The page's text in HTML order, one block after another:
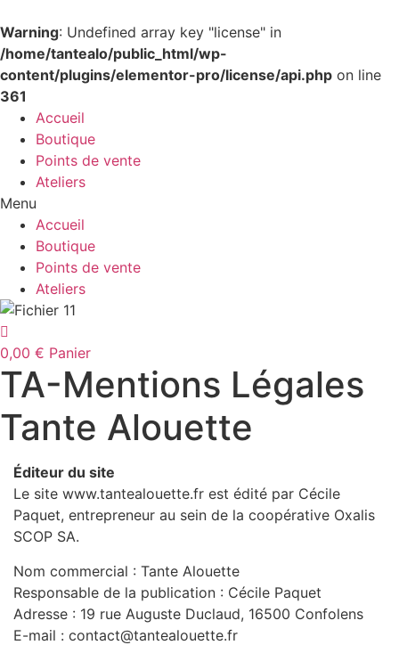
Warning: Undefined array key "license" in
/home/tantealo/public_html/wp-
content/plugins/elementor-pro/license/api.php on line
361
Accueil
Boutique
Points de vente
Ateliers
Menu
Accueil
Boutique
Points de vente
Ateliers
0,00 € Panier
TA-Mentions Légales
Tante Alouette
Éditeur du site
Le site www.tantealouette.fr est édité par Cécile
Paquet, entrepreneur au sein de la coopérative Oxalis
SCOP SA.
Nom commercial : Tante Alouette
Responsable de la publication : Cécile Paquet
Adresse : 19 rue Auguste Duclaud, 16500 Confolens
E-mail : contact@tantealouette.fr